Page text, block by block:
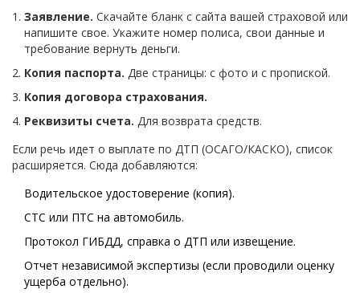
Заявление. Скачайте бланк с сайта вашей страховой или
напишите свое. Укажите номер полиса, свои данные и
требование вернуть деньги.
Копия паспорта. Две страницы: с фото и с пропиской.
Копия договора страхования.
Реквизиты счета. Для возврата средств.
Если речь идет о выплате по ДТП (ОСАГО/КАСКО), список
расширяется. Сюда добавляются:
Водительское удостоверение (копия).
СТС или ПТС на автомобиль.
Протокол ГИБДД, справка о ДТП или извещение.
Отчет независимой экспертизы (если проводили оценку
ущерба отдельно).